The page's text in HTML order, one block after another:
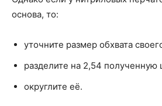
основа, то:
уточните размер обхвата
разделите на 2,54 полученную
округлите её.